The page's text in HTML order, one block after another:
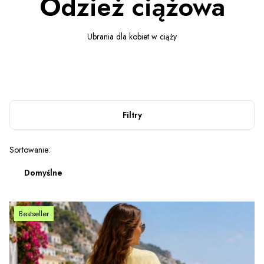
Ubrania dla kobiet w ciąży
Filtry
Lista produktów
Sortowanie:
Domyślne
Bestseller